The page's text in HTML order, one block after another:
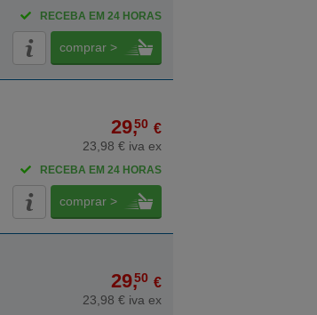
RECEBA EM 24 HORAS
comprar >
29,50 €
23,98 € iva ex
RECEBA EM 24 HORAS
comprar >
29,50 €
23,98 € iva ex